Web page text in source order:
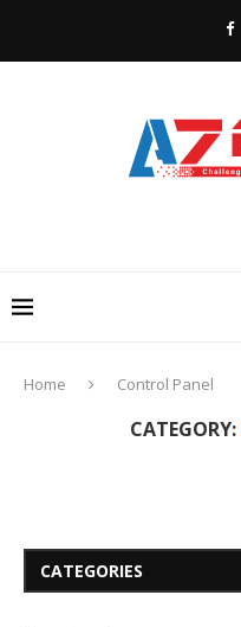
Home Control Panel
CATEGORY:
CATEGORIES